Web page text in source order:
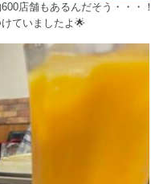
店舗もあるんだそう・・・！
ていましたよ🌟